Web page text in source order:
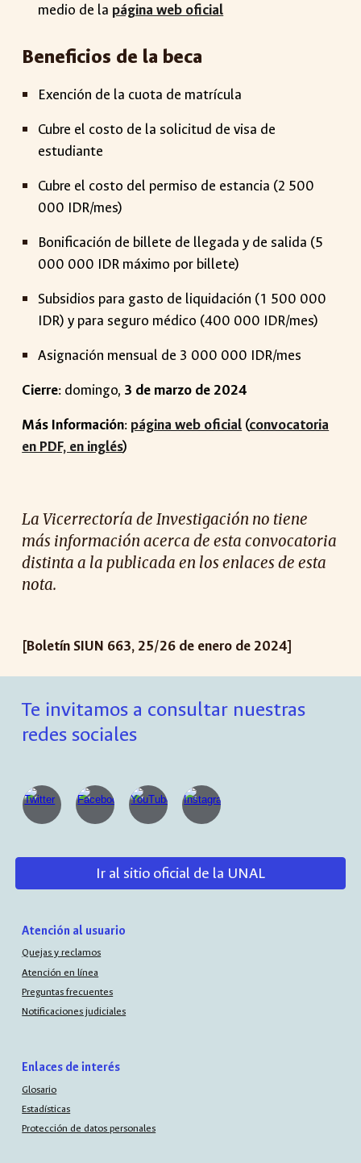
medio de la página web oficial
Beneficios de la beca
Exención de la cuota de matrícula
Cubre el costo de la solicitud de visa de
estudiante
Cubre el costo del permiso de estancia (2 500
000 IDR/mes)
Bonificación de billete de llegada y de salida (5
000 000 IDR máximo por billete)
Subsidios para gasto de liquidación (1 500 000
IDR) y para seguro médico (400 000 IDR/mes)
Asignación mensual de 3 000 000 IDR/mes
Cierre: domingo, 3 de marzo de 2024
Más Información: página web oficial (convocatoria
en PDF, en inglés)
La Vicerrectoría de Investigación no tiene
más información acerca de esta convocatoria
distinta a la publicada en los enlaces de esta
nota.
[Boletín SIUN 663, 25/26 de enero de 2024]
Te invitamos a consultar nuestras
redes sociales
Ir al sitio oficial de la UNAL
Atención al usuario
Quejas y reclamos
Atención en línea
Preguntas frecuentes
Notificaciones judiciales
Enlaces de interés
Glosario
Estadísticas
Protección de datos personales